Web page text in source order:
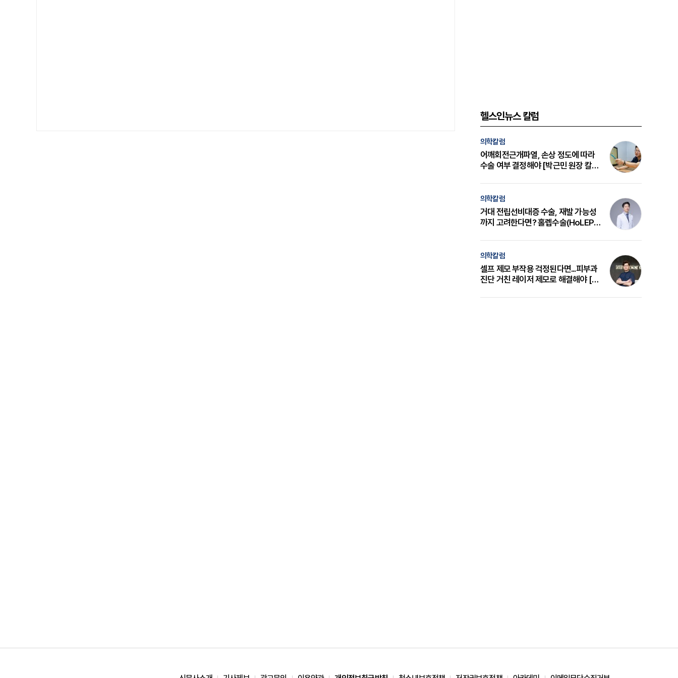
헬스인뉴스 칼럼
의학칼럼
어깨회전근개파열, 손상 정도에 따라
수술 여부 결정해야 [박근민 원장 칼
의학칼럼
거대 전립선비대증 수술, 재발 가능성
까지 고려한다면? 홀렙수술(HoLEP)
의학칼럼
셀프 제모 부작용 걱정된다면...피부과
진단 거친 레이저 제모로 해결해야 [변